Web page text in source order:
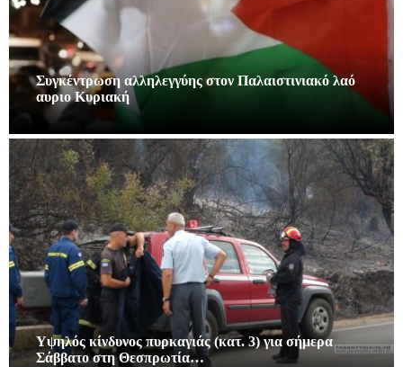
Συγκέντρωση αλληλεγγύης στον Παλαιστινιακό λαό
αυριο Κυριακή
Υψηλός κίνδυνος πυρκαγιάς (κατ. 3) για σήμερα
Σάββατο στη Θεσπρωτία…